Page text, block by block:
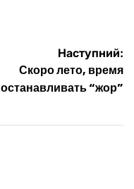
Наступний:
Скоро лето, время
останавливать “жор”